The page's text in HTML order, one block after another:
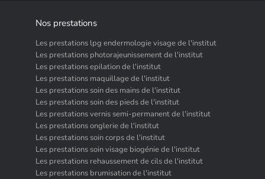
Nos prestations
Les prestations lpg endermologie visage de l'institut
Les prestations photorajeunissement de l'institut
Les prestations epilation de l'institut
Les prestations maquillage de l'institut
Les prestations soin des mains de l'institut
Les prestations soin des pieds de l'institut
Les prestations vernis semi-permanent de l'institut
Les prestations onglerie de l'institut
Les prestations soin corps de l'institut
Les prestations soin visage biogénie de l'institut
Les prestations rehaussement de cils de l'institut
Les prestations brumisation de l'institut